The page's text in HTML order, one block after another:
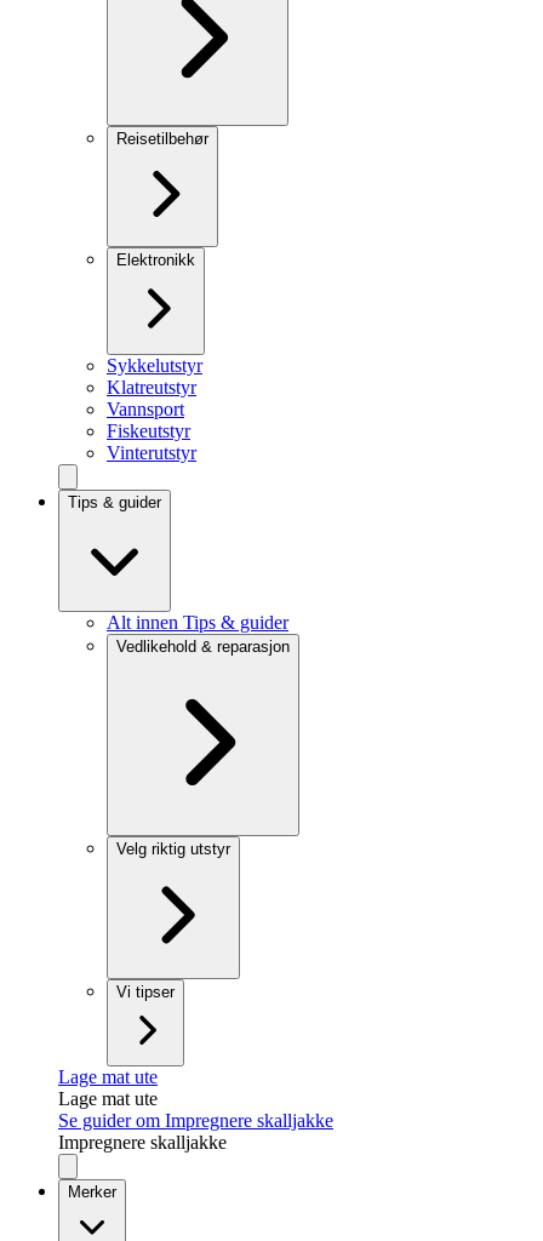
Reisetilbehør
Elektronikk
Sykkelutstyr
Klatreutstyr
Vannsport
Fiskeutstyr
Vinterutstyr
Tips & guider
Alt innen Tips & guider
Vedlikehold & reparasjon
Velg riktig utstyr
Vi tipser
Lage mat ute
Lage mat ute
Se guider om Impregnere skalljakke
Impregnere skalljakke
Merker